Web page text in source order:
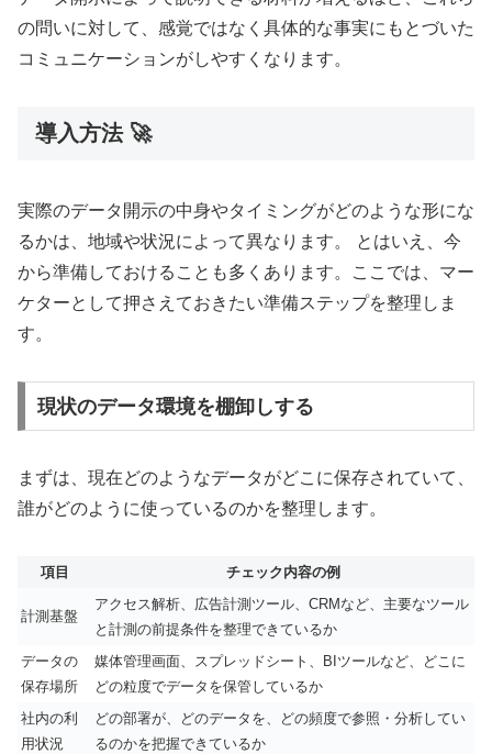
の問いに対して、感覚ではなく具体的な事実にもとづいた
コミュニケーションがしやすくなります。
導入方法 🚀
実際のデータ開示の中身やタイミングがどのような形にな
るかは、地域や状況によって異なります。 とはいえ、今
から準備しておけることも多くあります。ここでは、マー
ケターとして押さえておきたい準備ステップを整理しま
す。
現状のデータ環境を棚卸しする
まずは、現在どのようなデータがどこに保存されていて、
誰がどのように使っているのかを整理します。
項目 チェック内容の例
計測基盤
アクセス解析、広告計測ツール、CRMなど、主要なツール
と計測の前提条件を整理できているか
データの
保存場所
媒体管理画面、スプレッドシート、BIツールなど、どこに
どの粒度でデータを保管しているか
社内の利
用状況
どの部署が、どのデータを、どの頻度で参照・分析してい
るのかを把握できているか